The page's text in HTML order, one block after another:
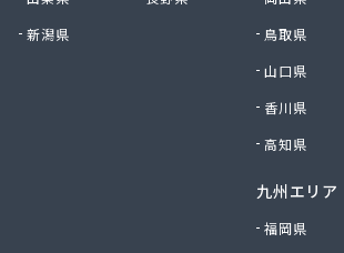
有限会社小串商店
有限会社小池燃料店
有限会社大内商店ビックイン
新潟県
鳥取県
山口県
香川県
高知県
九州エリア
福岡県